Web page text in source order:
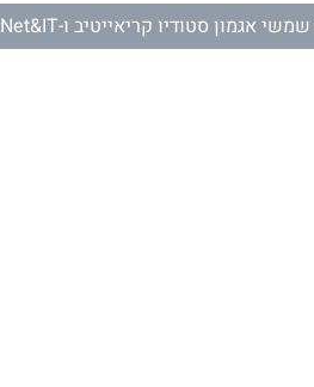
שמשי אגמון סטודיו קריאייטיב ו-Net&IT בניית אתרים ושירותי מחשוב